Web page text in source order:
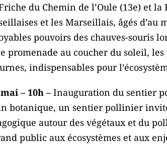
du Chemin de l’Oule (13e) et
et les Marseillais, âgés d’au
pouvoirs des chauves-souris
promenade au coucher du soleil,
indispensables pour
– 10h – Inauguration du sentier
botanique, un sentier pollinier
autour des végétaux et du
public aux écosystèmes et aux